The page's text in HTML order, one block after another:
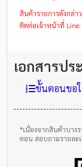
สินค้ารายการดังกล่า
ติดต่อเจ้าหน้าที่ Line:
เอกสารปร
ขั้นตอนขอใ
*เนื่องจากสินค้าบาง
ตอน สอบถามรายละเ